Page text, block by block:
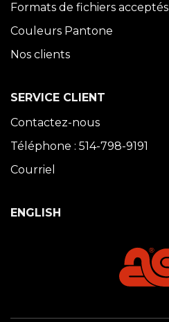
Formats de fichiers acceptés
Couleurs Pantone
Nos clients
SERVICE CLIENT
Contactez-nous
Téléphone : 514-798-9191
Courriel
ENGLISH